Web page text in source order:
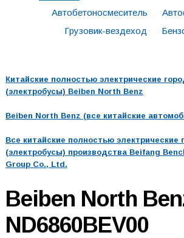
Автобетоносмеситель
Грузовик-вездеход
Китайские полностью электрические
(электробусы) Beiben North Benz
Beiben North Benz (все китайские
Все китайские полностью электрические
(электробусы) производства Beifang
Group Co., Ltd.
Beiben North
ND6860BEV00